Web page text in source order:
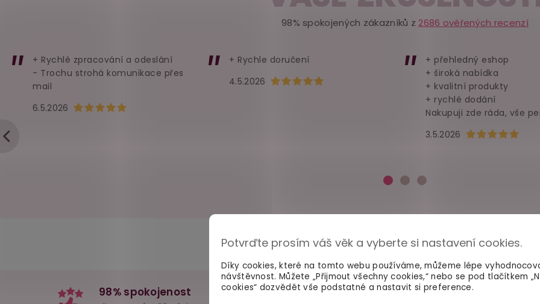
Potvrďte prosím váš věk a vyberte si nastavení cookies.
Díky cookies, které na tomto webu používáme, můžeme lépe
návštěvnost. Můžete „Přijmout všechny cookies,“ nebo se pod tlačítkem
cookies“ dozvědět vše podstatné a nastavit si preference.
98% spokojených zákazníků z 2686 ověřených recenzí
Hodnocení obchodu je 5 z 5 hvězdiček.
6.5.2026
+ Rychlé zpracování a odeslání
- Trochu strohá komunikace přes
mail
Hodnocení obchodu je 5 z 5 hvězdiček.
4.5.2026
+ Rychle doručení
Hodnocení
3.5.2026
+ přehledný eshop
+ široká nabídka
+ kvalitní produkty
+ rychlé dodání
Nakupuji zde ráda, vše
98% spokojenost 100% diskrétní balení Dodání do 2. dne